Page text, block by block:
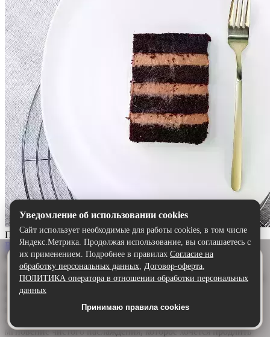
Прага
Выбрать
Описание:
Торт «Прага» — шоколадный шедевр для истинных гурманов.
Воздушный бисквит, щедро пропитанный ароматным
нежный сливочно-шоколадный крем обволакивает язык,
создавая идеальную гармонию. Каждый кусочек — это
мгновение чистого наслаждения, которое хочется продлить
Удобнее в приложении
Скачайте приложение — быстрее и комфортнее,
чем через сайт.
Скачать в Google Play
Уведомление об использовании cookies
Сайт использует необходимые для работы cookies, в том числе
Яндекс.Метрика. Продолжая использование, вы соглашаетесь с
их применением. Подробнее в правилах Согласие на
обработку персональных данных, Договор-оферта,
ПОЛИТИКА оператора в отношении обработки персональных
данных
Принимаю правила cookies